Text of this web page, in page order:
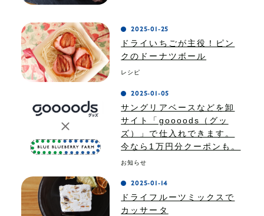
ドライいちごが主役！ピン
クのドーナツボール
2025-01-25
レシピ
サングリアベースなどを卸
サイト「goooods（グッ
ズ）」で仕入れできます。
今なら1万円分クーポンも。
2025-01-05
お知らせ
ドライフルーツミックスで
カッサータ
2025-01-14